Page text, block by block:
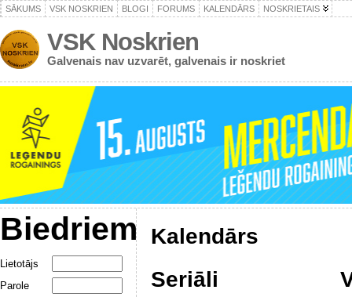
SĀKUMS VSK NOSKRIEN BLOGI FORUMS KALENDĀRS NOSKRIETAIS
VSK Noskrien
Galvenais nav uzvarēt, galvenais ir noskriet
Biedriem
Lietotājs
Parole
Kalendārs
Seriāli